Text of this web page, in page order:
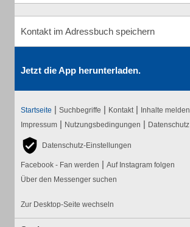
Kontakt im Adressbuch speichern
Jetzt die App herunterladen.
Startseite | Suchbegriffe | Kontakt | Inhalte melden
Impressum | Nutzungsbedingungen | Datenschutz
Datenschutz-Einstellungen
Facebook - Fan werden | Auf Instagram folgen
Über den Messenger suchen
Zur Desktop-Seite wechseln